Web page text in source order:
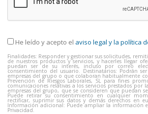
He leído y acepto el aviso legal y la política
Finalidades: Responder y gestionar sus solicitudes,
de nuestros productos y servicios, y hacerles llegar
puedan ser de su interés, incluso por correo
consentimiento del usuario. Destinatarios: Podrán
empresas del grupo o que colaboran habitualmente
Prevención de Riesgos Laborales, SL para fines
comunicaciones relativas a los servicios prestados por
empresas del grupo, que se consideren que puedan
Puede retirar su consentimiento en cualquier
rectificar, suprimir sus datos y demás derechos en
Información adicional: Puede ampliar la información
Privacidad.